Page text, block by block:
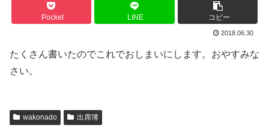
Pocket LINE コピー
2018.06.30
たくさん書いたのでこれでおしまいにします。おやすみな
さい。
wakonado 出席簿